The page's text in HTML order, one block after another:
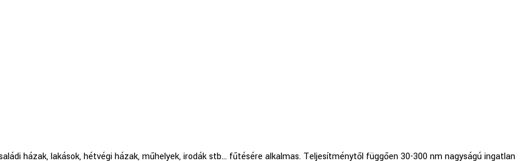
házak, lakások, hétvégi házak, műhelyek, irodák stb… fűtésére alkalmas. Teljesítménytől függően 30-300 nm nagyságú ingatlan